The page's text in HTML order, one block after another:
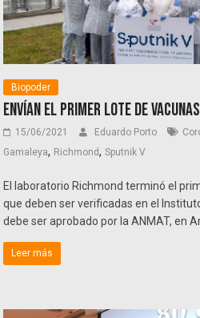
Biopoder
Envían el primer lote de
15/06/2021 Eduardo Porto
Gamaleya, Richmond,Sputnik V
El laboratorio Richmond terminó el
que deben ser verificadas en el
debe ser aprobado por la ANMAT, en
Leer más